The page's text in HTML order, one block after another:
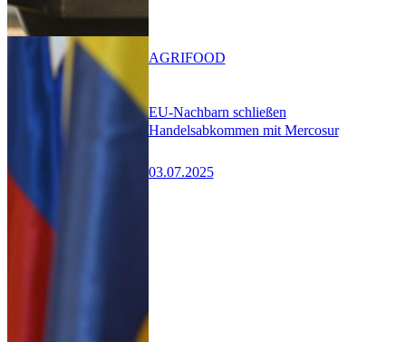
EU-Nachbarn schließen
Handelsabkommen mit Mercosur
03.07.2025
AGRIFOOD